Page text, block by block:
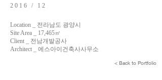
2016 / 12
Location _ 전라남도 광양시
Site Area _ 17,465㎡
Client _ 전남개발공사
Architect _ 에스아이건축사사무소
< Back to Portfolio